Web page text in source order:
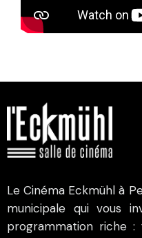
Le Cinéma Eckmühl à
municipale qui vous
programmation riche